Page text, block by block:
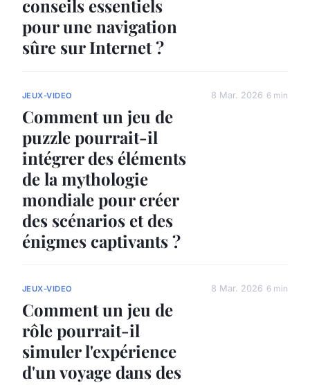
conseils essentiels
pour une navigation
sûre sur Internet ?
JEUX-VIDEO
Comment un jeu de
puzzle pourrait-il
intégrer des éléments
de la mythologie
mondiale pour créer
des scénarios et des
énigmes captivants ?
8 Mar. 2026 6 min
JEUX-VIDEO
Comment un jeu de
rôle pourrait-il
simuler l'expérience
d'un voyage dans des
8 Mar. 2026 6 min